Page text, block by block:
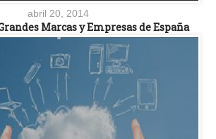
abril 20, 2014
Marcas y Empresas de España